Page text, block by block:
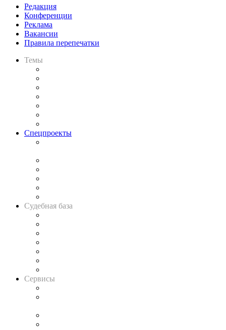
Редакция
Конференции
Реклама
Вакансии
Правила перепечатки
Темы
Спецпроекты
Судебная база
Сервисы